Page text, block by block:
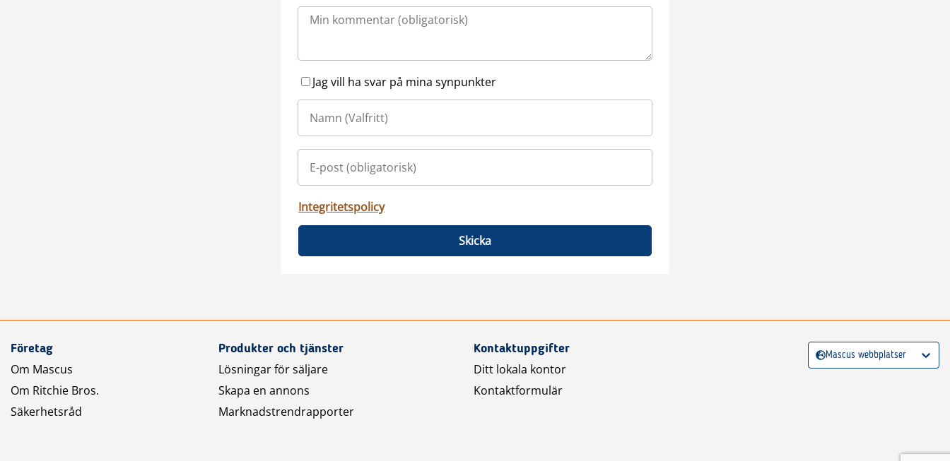
Jag vill ha svar på mina synpunkter
Integritetspolicy
Skicka
Företag
Om Mascus
Om Ritchie Bros.
Säkerhetsråd
Produkter och tjänster
Lösningar för säljare
Skapa en annons
Marknadstrendrapporter
Kontaktuppgifter
Ditt lokala kontor
Kontaktformulär
Mascus webbplatser